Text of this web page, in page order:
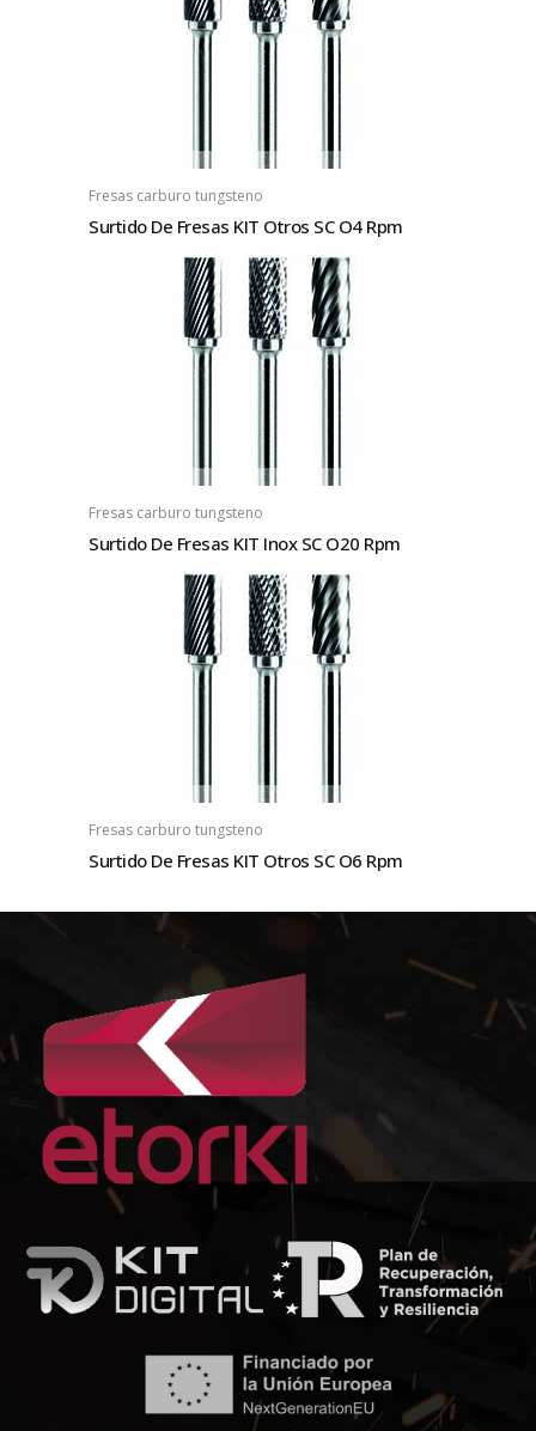
Fresas carburo tungsteno
Surtido De Fresas KIT Otros SC O4 Rpm
Fresas carburo tungsteno
Surtido De Fresas KIT Inox SC O20 Rpm
Fresas carburo tungsteno
Surtido De Fresas KIT Otros SC O6 Rpm